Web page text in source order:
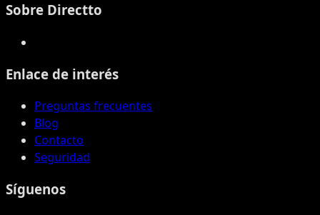
Sobre Directto
Enlace de interés
Preguntas frecuentes
Blog
Contacto
Seguridad
Síguenos